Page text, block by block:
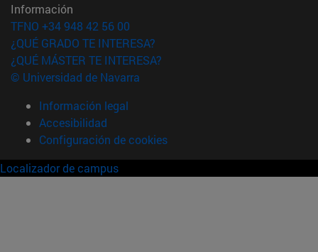
Información
TFNO +34 948 42 56 00
¿QUÉ GRADO TE INTERESA?
¿QUÉ MÁSTER TE INTERESA?
© Universidad de Navarra
Información legal
Accesibilidad
Configuración de cookies
Localizador de campus